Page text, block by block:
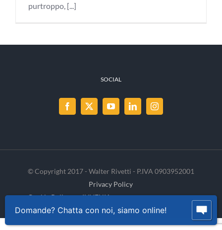
purtroppo, [...]
SOCIAL
© Copyright 2017 - Walter Rivetti - P.IVA 0903952001
Privacy Policy
Cookie Policy
INVENIA
Domande? Chatta con noi, siamo online!